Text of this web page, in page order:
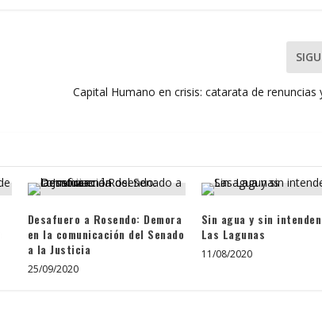
Capital Humano en crisis: catarata de renuncias
Desafuero a Rosendo: Demora
en la comunicación del Senado
a la Justicia
25/09/2020
Sin agua y sin
Las Lagunas
11/08/2020